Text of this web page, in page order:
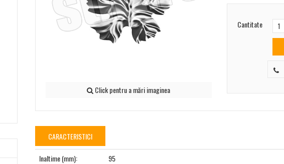
Click pentru a mări imaginea
Cantitate
CARACTERISTICI
Inaltime (mm):
95